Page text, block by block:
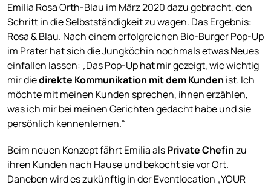
Emilia Rosa Orth-Blau im März 2020 dazu gebracht, den
Schritt in die Selbstständigkeit zu wagen. Das Ergebnis:
Rosa & Blau. Nach einem erfolgreichen Bio-Burger Pop-Up
im Prater hat sich die Jungköchin nochmals etwas Neues
einfallen lassen: „Das Pop-Up hat mir gezeigt, wie wichtig
mir diedirekte Kommunikation mit dem Kunden ist. Ich
möchte mit meinen Kunden sprechen, ihnen erzählen,
was ich mir bei meinen Gerichten gedacht habe und sie
persönlich kennenlernen.“
Beim neuen Konzept fährt Emilia alsPrivate Chefinzu
ihren Kunden nach Hause und bekocht sie vor Ort.
Daneben wird es zukünftig in der Eventlocation „YOUR